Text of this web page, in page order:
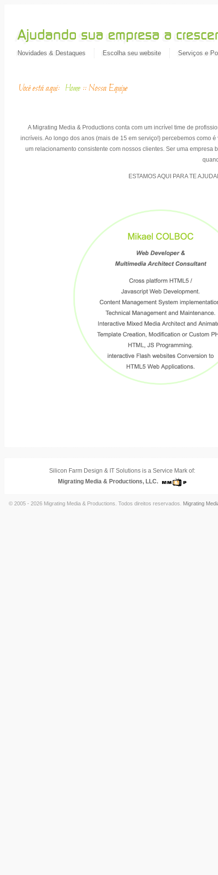
Novidades & Destaques Escolha seu website Serviços e
Você está aqui: Home :: Nossa Equipe
A Migrating Media & Productions conta com um incrível time de
incríveis. Ao longo dos anos (mais de 15 em serviço!) percebemos como
um relacionamento consistente com nossos clientes. Ser uma
ESTAMOS AQUI PARA TE
Silicon Farm Design & IT Solutions is a Service Mark of:
Migrating Media & Productions, LLC.
© 2005 - 2026 Migrating Media & Productions. Todos direitos reservados. Migrating